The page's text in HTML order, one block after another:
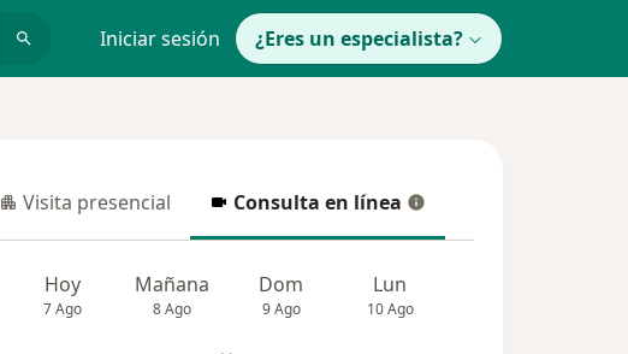
Iniciar sesión ¿Eres un especialista?
Visita presencial
Visita presencial Consulta en línea
Consulta en línea
Hoy
7 Ago
Mañana
8 Ago
Dom
9 Ago
Lun
10 Ago